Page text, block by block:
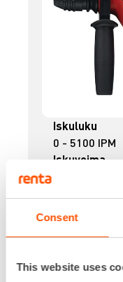
Consent
This website uses
Iskuluku
0 - 5100 IPM
Iskuvoima
Paino